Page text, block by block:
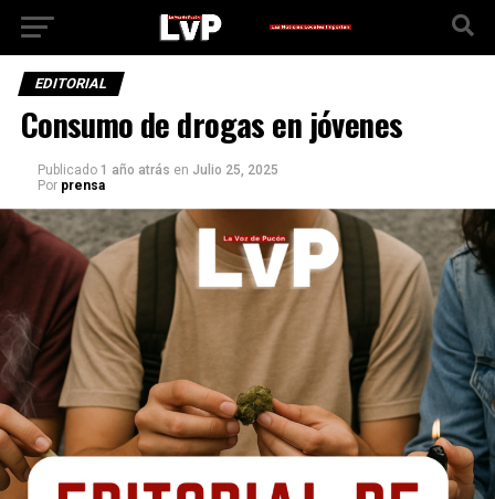
EDITORIAL
Consumo de drogas en jóvenes
Publicado 1 año atrás en Julio 25, 2025
Por prensa